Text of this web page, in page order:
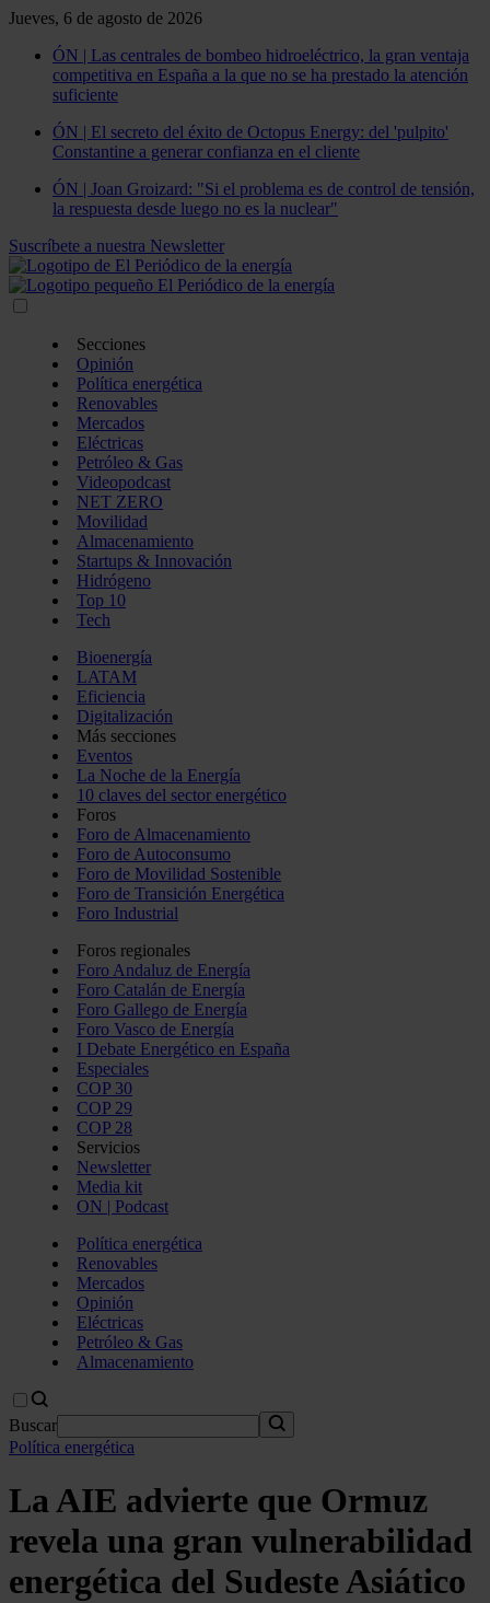
Jueves, 6 de agosto de 2026
ÓN | Las centrales de bombeo hidroeléctrico, la gran ventaja
competitiva en España a la que no se ha prestado la atención
suficiente
ÓN | El secreto del éxito de Octopus Energy: del 'pulpito'
Constantine a generar confianza en el cliente
ÓN | Joan Groizard: "Si el problema es de control de tensión,
la respuesta desde luego no es la nuclear"
Suscríbete a nuestra Newsletter
Secciones
Opinión
Política energética
Renovables
Mercados
Eléctricas
Petróleo & Gas
Videopodcast
NET ZERO
Movilidad
Almacenamiento
Startups & Innovación
Hidrógeno
Top 10
Tech
Bioenergía
LATAM
Eficiencia
Digitalización
Más secciones
Eventos
La Noche de la Energía
10 claves del sector energético
Foros
Foro de Almacenamiento
Foro de Autoconsumo
Foro de Movilidad Sostenible
Foro de Transición Energética
Foro Industrial
Foros regionales
Foro Andaluz de Energía
Foro Catalán de Energía
Foro Gallego de Energía
Foro Vasco de Energía
I Debate Energético en España
Especiales
COP 30
COP 29
COP 28
Servicios
Newsletter
Media kit
ON | Podcast
Política energética
Renovables
Mercados
Opinión
Eléctricas
Petróleo & Gas
Almacenamiento
Buscar
Política energética
La AIE advierte que Ormuz
revela una gran vulnerabilidad
energética del Sudeste Asiático